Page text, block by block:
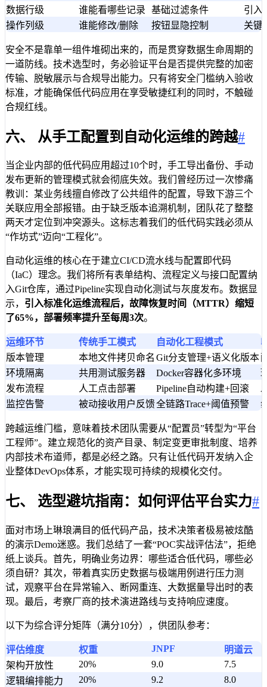
数据行级
谁能看哪些记录 基础过滤条件
引入
操作列级
谁能修改/删除 按钮显隐控制 关键
安全不是靠单一组件堆砌出来的，而是贯穿数据生命周期的
一道防线。技术选型时，务必验证平台是否提供完整的加密
传输、脱敏展示与合规导出能力。只有将安全门槛纳入验收
标准，才能确保低代码应用在享受敏捷红利的同时，不触碰
合规红线。
六、 从手工配置到自动化运维的跨越#
当企业内部的低代码应用超过10个时，手工导出备份、手动
发布更新的管理模式就会彻底失效。我们曾经历过一次惨痛
教训：某业务线擅自修改了公共组件的配置，导致下游三个
关联应用全部报错。由于缺乏版本追溯机制，团队花了整整
两天才定位到冲突源头。这标志着我们的低代码实践必须从
“作坊式”迈向“工程化”。
自动化运维的核心在于建立CI/CD流水线与配置即代码
（IaC）理念。我们将所有表单结构、流程定义与接口配置纳
入Git仓库，通过Pipeline实现自动化测试与灰度发布。数据显
示， 引入标准化运维流程后，故障恢复时间（MTTR）缩短
了65%，部署频率提升至每周3次。
运维环节 传统手工模式 自动化工程模式
版本管理
本地文件拷贝命名 Git分支管理+语义化版本
环境隔离
共用测试服务器 Docker容器化多环境
发布流程
人工点击部署 Pipeline自动构建+回滚
监控告警
被动接收用户反馈全链路Trace+阈值预警
跨越运维门槛，意味着技术团队需要从“配置员”转型为“平台
工程师”。建立规范化的资产目录、制定变更审批制度、培养
内部技术布道师，都是必经之路。只有让低代码开发纳入企
业整体DevOps体系，才能实现可持续的规模化交付。
七、 选型避坑指南：如何评估平台实力#
面对市场上琳琅满目的低代码产品，技术决策者极易被炫酷
的演示Demo迷惑。我们总结了一套“POC实战评估法”，拒绝
纸上谈兵。首先，明确业务边界：哪些适合低代码，哪些必
须自研？其次，带着真实历史数据与极端用例进行压力测
试，观察平台在异常输入、断网重连、大数据量导出时的表
现。最后，考察厂商的技术演进路线与支持响应速度。
以下为综合评分矩阵（满分10分），供团队参考：
评估维度 权重 JNPF
明道云
架构开放性
20% 9.0
7.5
逻辑编排能力
20% 9.2
8.0